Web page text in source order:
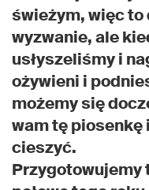
świeżym, więc to
wyzwanie, ale
usłyszeliśmy i
ożywieni i
możemy się
wam tę piosenkę
cieszyć.
Przygotowujemy